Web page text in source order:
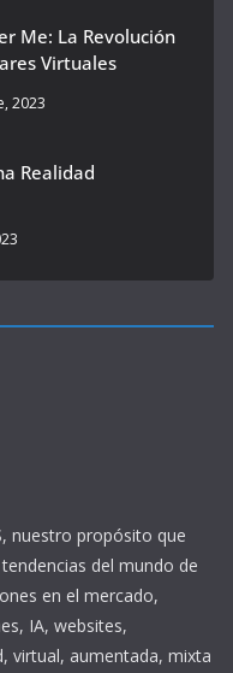
Me: La Revolución
Virtuales
2023
Realidad
nuestro propósito que
del mundo de
en el mercado,
IA, websites,
virtual, aumentada, mixta